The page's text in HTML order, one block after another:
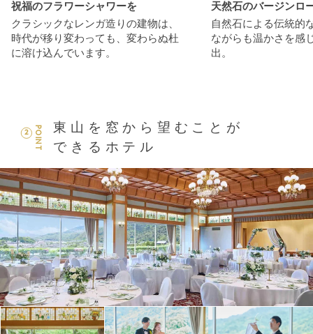
祝福のフラワーシャワーを
クラシックなレンガ造りの建物は、
時代が移り変わっても、変わらぬ杜
に溶け込んでいます。
天然石のバージンロ
自然石による伝統的
ながらも温かさを感
出。
POINT
2
東山を窓から望むことが
できるホテル